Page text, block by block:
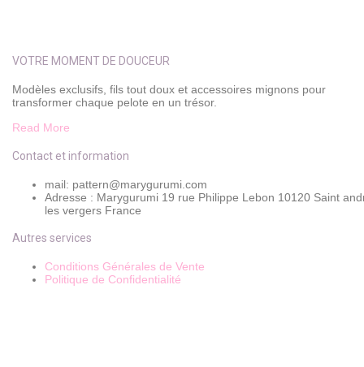
VOTRE MOMENT DE DOUCEUR
Modèles exclusifs, fils tout doux et accessoires mignons pour
transformer chaque pelote en un trésor.
Read More
Contact et information
mail: pattern@marygurumi.com
Adresse : Marygurumi 19 rue Philippe Lebon 10120 Saint
les vergers France
Autres services
Conditions Générales de Vente
Politique de Confidentialité